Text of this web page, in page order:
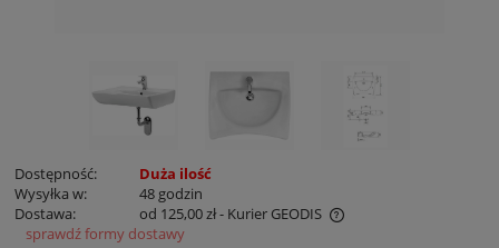
Dostępność:
Duża ilość
Wysyłka w:
48 godzin
Dostawa:
od 125,00 zł- Kurier GEODIS
Cena nie zawiera ewentualnych kosztów płatności
sprawdź formy dostawy